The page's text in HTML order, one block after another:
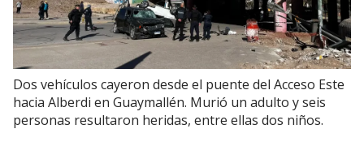
Dos vehículos cayeron desde el puente del Acceso Este
hacia Alberdi en Guaymallén. Murió un adulto y seis
personas resultaron heridas, entre ellas dos niños.